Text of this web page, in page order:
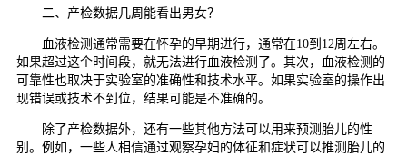
二、产检数据几周能看出男女？
血液检测通常需要在怀孕的早期进行，通常在10到12周左右。
如果超过这个时间段，就无法进行血液检测了。其次，血液检测的
可靠性也取决于实验室的准确性和技术水平。如果实验室的操作出
现错误或技术不到位，结果可能是不准确的。
除了产检数据外，还有一些其他方法可以用来预测胎儿的性
别。例如，一些人相信通过观察孕妇的体征和症状可以推测胎儿的